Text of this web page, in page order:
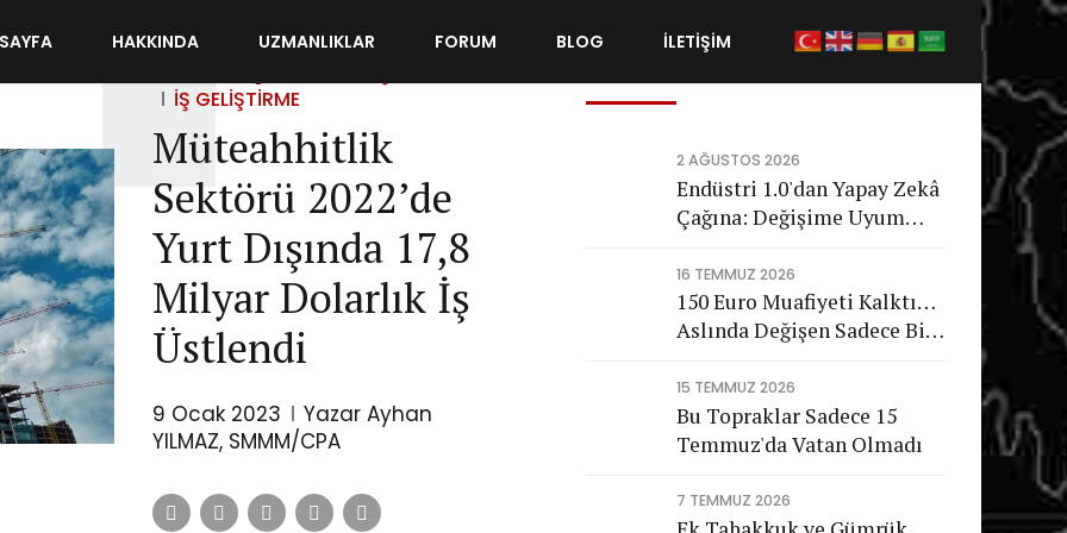
HAKKINDA UZMANLIKLAR FORUM BLOG İLETİŞİM
İŞ GELIŞTIRME
Müteahhitlik
Sektörü 2022’de
Yurt Dışında 17,8
Milyar Dolarlık İş
Üstlendi
9 Ocak 2023
Yazar Ayhan
YILMAZ, SMMM/CPA
Son Gönderiler
2 AĞUSTOS 2026
Endüstri 1.0'dan Yapay Zekâ
Çağına: Değişime Uyum
Nasıl Bir Gelecek Bekliyor?
16 TEMMUZ 2026
150 Euro Muafiyeti Kalktı…
Aslında Değişen Sadece Bir
15 TEMMUZ 2026
Bu Topraklar Sadece 15
Temmuz'da Vatan Olmadı
7 TEMMUZ 2026